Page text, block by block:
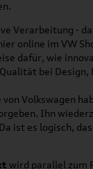
Verarbeitung -
online im VW
dafür, wie
bei
Volkswagen
Ihn
ist es logisch,
wird parallel zum